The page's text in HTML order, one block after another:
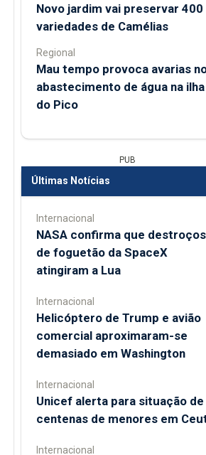
Novo jardim vai preservar 400
variedades de Camélias
Regional
Mau tempo provoca avarias
abastecimento de água na ilha
do Pico
PUB
Últimas Notícias
Internacional
NASA confirma que destroços
de foguetão da SpaceX
atingiram a Lua
Internacional
Helicóptero de Trump e avião
comercial aproximaram-se
demasiado em Washington
Internacional
Unicef alerta para situação de
centenas de menores em
Internacional